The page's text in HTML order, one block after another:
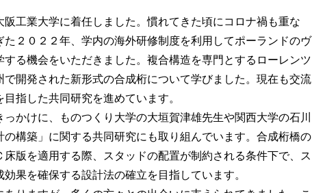
阪工業大学に着任しました。慣れてきた頃にコロナ禍も重な
た２０２２年、学内の海外研修制度を利用してポーランドのヴ
る機会をいただきました。複合構造を専門とするローレンツ
開発された新形式の合成桁について学びました。現在も交流
指した共同研究を進めています。
かけに、ものつくり大学の大垣賀津雄先生や関西大学の石川
構築」に関する共同研究にも取り組んでいます。合成桁橋の
版を適用する際、スタッドの配置が制約される条件下で、ス
果を確保する設計法の確立を目指しています。